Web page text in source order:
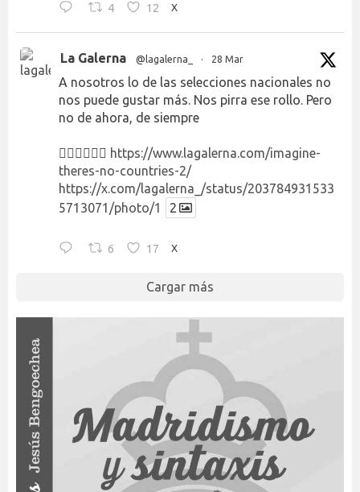
4 12 X
La Galerna @lagalerna_ · 28 Mar
A nosotros lo de las selecciones nacionales no
nos puede gustar más. Nos pirra ese rollo. Pero
no de ahora, de siempre
👉🏻👉🏻👉🏻 https://www.lagalerna.com/imagine-
theres-no-countries-2/
https://x.com/lagalerna_/status/203784931533
5713071/photo/1
2
6 17 X
Cargar más